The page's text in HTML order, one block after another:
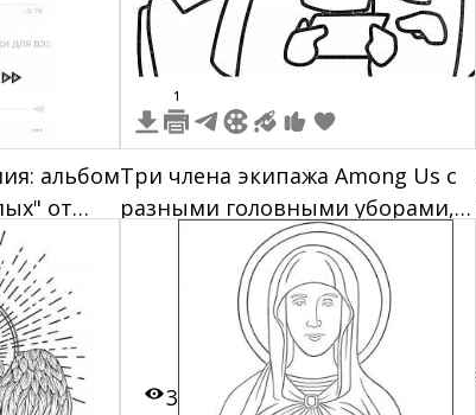
альбом
от
и
1
Три члена экипажа Among Us с
разными головными уборами,
один с наушниками, другой в
фуражке, а третий с ореолом
3